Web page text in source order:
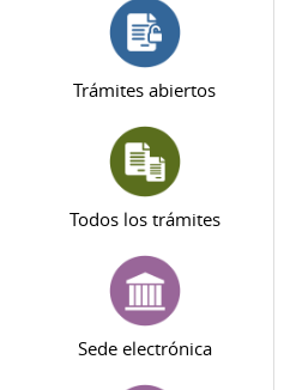
Trámites abiertos
Todos los trámites
Sede electrónica